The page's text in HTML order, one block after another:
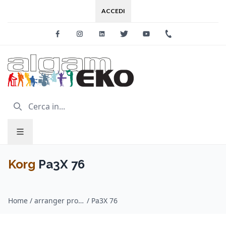
ACCEDI
FacebookInstagramLinkedinTwitter Youtube
Korg Pa3X 76
Home / arranger professionali / Korg / Pa3X 76